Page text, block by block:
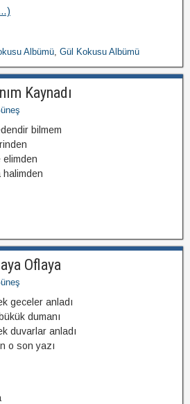
Albümü, Gül Kokusu Albümü
Kaynadı
bilmem
elimden
Oflaya
geceler anladı
dumanı
duvarlar anladı
o son yazı